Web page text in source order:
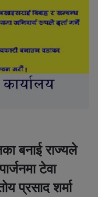
बनाई राज्यले
टेवा
प्रसाद शर्मा